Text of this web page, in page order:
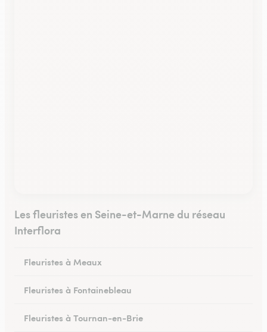
Les fleuristes en Seine-et-Marne du réseau
Interflora
Fleuristes à Meaux
Fleuristes à Fontainebleau
Fleuristes à Tournan-en-Brie